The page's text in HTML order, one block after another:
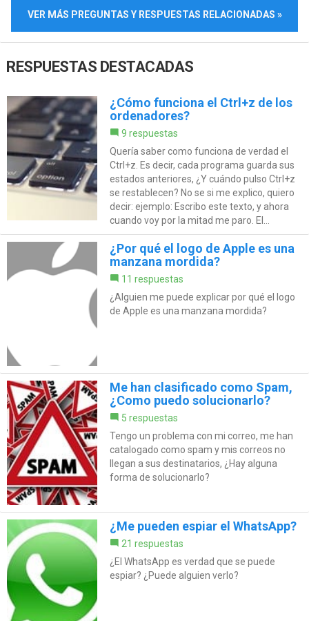
VER MÁS PREGUNTAS Y RESPUESTAS RELACIONADAS »
RESPUESTAS DESTACADAS
¿Cómo funciona el Ctrl+z de los
ordenadores?
9 respuestas
Quería saber como funciona de verdad el
Ctrl+z. Es decir, cada programa guarda sus
estados anteriores, ¿Y cuándo pulso Ctrl+z
se restablecen? No se si me explico, quiero
decir: ejemplo: Escribo este texto, y ahora
cuando voy por la mitad me paro. El...
¿Por qué el logo de Apple es una
manzana mordida?
11 respuestas
¿Alguien me puede explicar por qué el logo
de Apple es una manzana mordida?
Me han clasificado como Spam,
¿Como puedo solucionarlo?
5 respuestas
Tengo un problema con mi correo, me han
catalogado como spam y mis correos no
llegan a sus destinatarios, ¿Hay alguna
forma de solucionarlo?
¿Me pueden espiar el WhatsApp?
21 respuestas
¿El WhatsApp es verdad que se puede
espiar? ¿Puede alguien verlo?